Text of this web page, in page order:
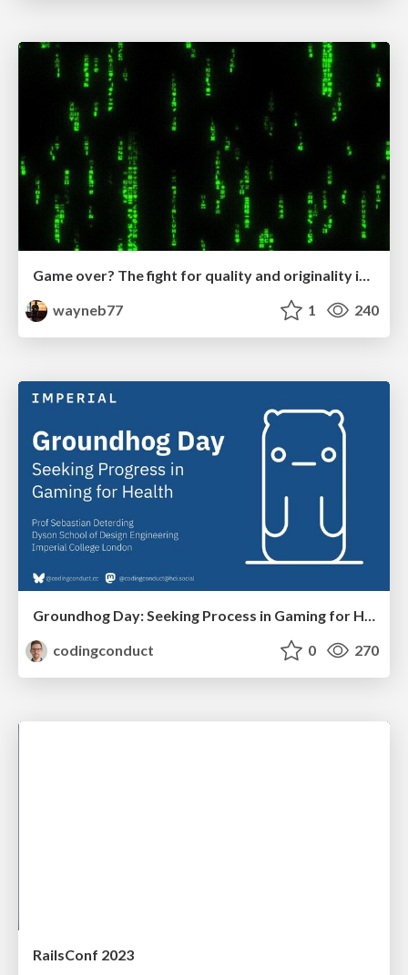
Game over? The fight for quality and originality in the time of robots
wayneb77
1 240
Groundhog Day: Seeking Process in Gaming for Health
codingconduct
0 270
RailsConf 2023